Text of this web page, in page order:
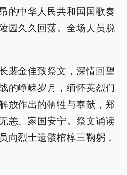
的中华人民共和国国歌奏
园久久回荡。全场人员脱
裴金佳致祭文，深情回望
的峥嵘岁月，缅怀英烈们
放作出的牺牲与奉献，郑
恙、家国安宁。祭文诵读
向烈士遗骸棺椁三鞠躬，